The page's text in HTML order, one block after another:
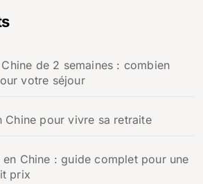
de 2 semaines : combien
votre séjour
Chine pour vivre sa retraite
Chine : guide complet pour une
prix